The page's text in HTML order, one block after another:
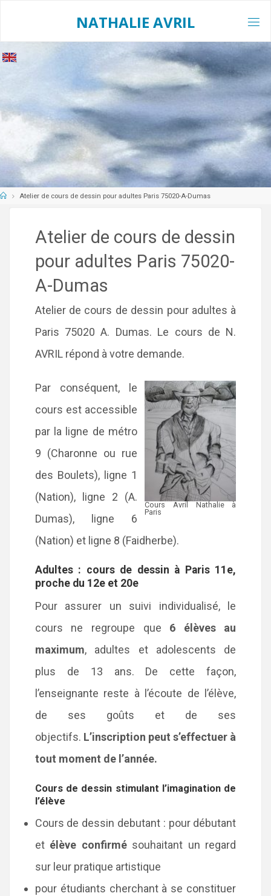
NATHALIE AVRIL
HomeAtelier de cours de dessin pour adultes Paris 75020-A-Dumas
Atelier de cours de dessin
pour adultes Paris 75020-
A-Dumas
Atelier de cours de dessin pour adultes à
Paris 75020 A. Dumas. Le cours de N.
AVRIL répond à votre demande.
Cours Avril Nathalie à
Paris
Par conséquent, le
cours est accessible
par la ligne de métro
9 (Charonne ou rue
des Boulets), ligne 1
(Nation), ligne 2 (A.
Dumas), ligne 6
(Nation) et ligne 8 (Faidherbe).
Adultes : cours de dessin à Paris 11e,
proche du 12e et 20e
Pour assurer un suivi individualisé, le
cours ne regroupe que 6 élèves au
maximum, adultes et adolescents de
plus de 13 ans. De cette façon,
l’enseignante reste à l’écoute de l’élève,
de ses goûts et de ses
objectifs. L’inscription peut s’effectuer à
tout moment de l’année.
Cours de dessin stimulant l’imagination de
l’élève
Cours de dessin debutant : pour débutant
et élève confirmésouhaitant un regard
sur leur pratique artistique
pour étudiants cherchant à se constituer